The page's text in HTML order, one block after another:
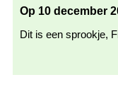
Op 10 december
Dit is een sprookje,